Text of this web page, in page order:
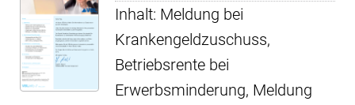
Inhalt: Meldung bei
Krankengeldzuschuss,
Betriebsrente bei
Erwerbsminderung, Meldung